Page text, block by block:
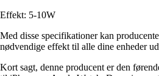
Effekt: 5-10W
Med disse specifikationer kan
nødvendige effekt til alle dine enheder
Kort sagt, denne producent er den